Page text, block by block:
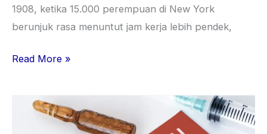
1908, ketika 15.000 perempuan di New York
berunjuk rasa menuntut jam kerja lebih pendek,
Read More »
Infeksi